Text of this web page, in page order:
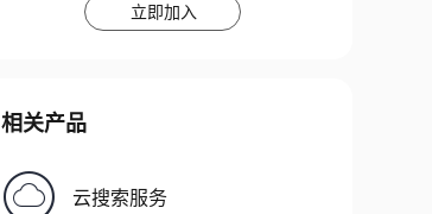
立即加入
相关产品
云搜索服务